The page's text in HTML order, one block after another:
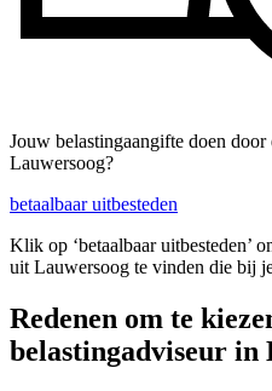
Jouw belastingaangifte doen
Lauwersoog?
betaalbaar uitbesteden
Klik op ‘betaalbaar uitbesteden’
uit Lauwersoog te vinden die bij
Redenen om te
belastingadviseur in